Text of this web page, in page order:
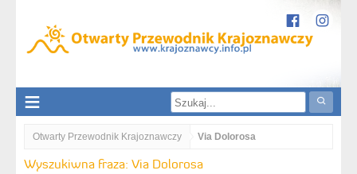
Otwarty Przewodnik Krajoznawczy Via Dolorosa
Wyszukiwna fraza: Via Dolorosa